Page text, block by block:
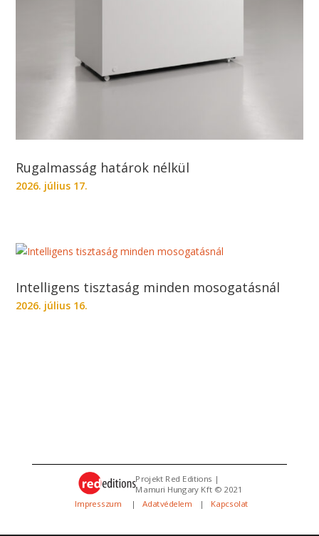
Rugalmasság határok nélkül
2026. július 17.
Intelligens tisztaság minden mosogatásnál
2026. július 16.
Projekt Red Editions |
Mamuri Hungary Kft © 2021
Impresszum
| Adatvédelem | Kapcsolat